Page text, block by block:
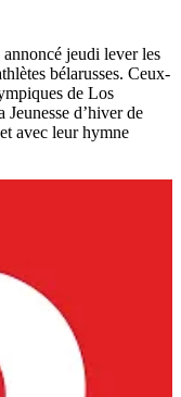
jeudi lever les
bélarusses. Ceux-
de Los
d’hiver de
avec leur hymne